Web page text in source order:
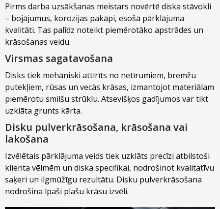
Pirms darba uzsākšanas meistars novērtē diska stāvokli
– bojājumus, korozijas pakāpi, esošā pārklājuma
kvalitāti. Tas palīdz noteikt piemērotāko apstrādes un
krāsošanas veidu.
Virsmas sagatavošana
Disks tiek mehāniski attīrīts no netīrumiem, bremžu
putekļiem, rūsas un vecās krāsas, izmantojot materiālam
piemērotu smilšu strūklu. Atsevišķos gadījumos var tikt
uzklāta grunts kārta.
Disku pulverkrāsošana, krāsošana vai
lakošana
Izvēlētais pārklājuma veids tiek uzklāts precīzi atbilstoši
klienta vēlmēm un diska specifikai, nodrošinot kvalitatīvu
saķeri un ilgmūžīgu rezultātu. Disku pulverkrāsošana
nodrošina īpaši plašu krāsu izvēli.